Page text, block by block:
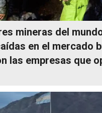
mineras del
en el mercado
las empresas que